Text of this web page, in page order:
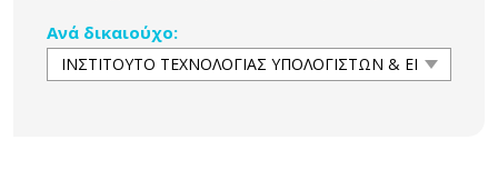
Ανά δικαιούχο: